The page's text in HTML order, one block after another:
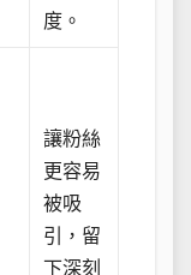
度。
讓粉絲
更容易
被吸
引，留
下深刻